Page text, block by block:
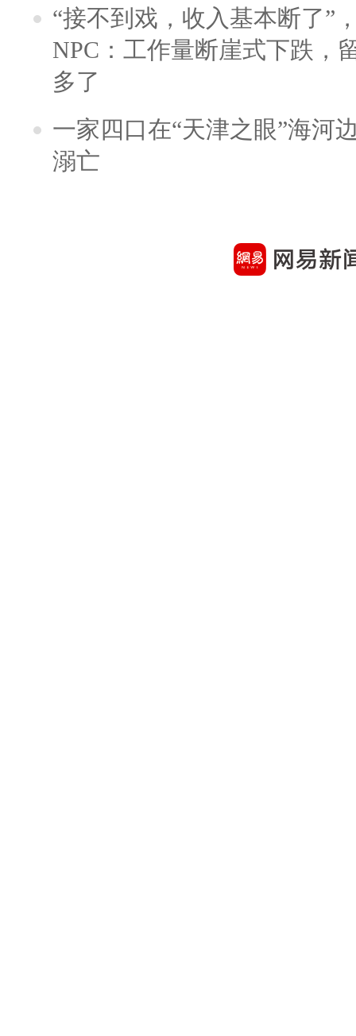
“接不到戏，收入基本断了”
NPC：工作量断崖式下跌，
多了
一家四口在“天津之眼”海河
溺亡